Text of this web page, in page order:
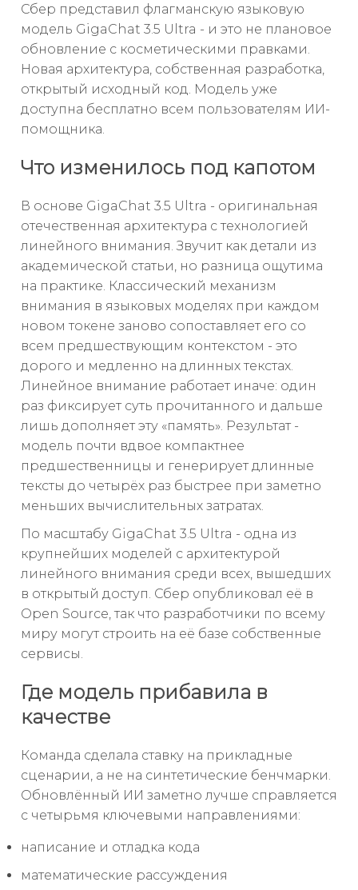
Сбер представил флагманскую языковую
модель GigaChat 3.5 Ultra - и это не плановое
обновление с косметическими правками.
Новая архитектура, собственная разработка,
открытый исходный код. Модель уже
доступна бесплатно всем пользователям ИИ-
помощника.
Что изменилось под капотом
В основе GigaChat 3.5 Ultra - оригинальная
отечественная архитектура с технологией
линейного внимания. Звучит как детали из
академической статьи, но разница ощутима
на практике. Классический механизм
внимания в языковых моделях при каждом
новом токене заново сопоставляет его со
всем предшествующим контекстом - это
дорого и медленно на длинных текстах.
Линейное внимание работает иначе: один
раз фиксирует суть прочитанного и дальше
лишь дополняет эту «память». Результат -
модель почти вдвое компактнее
предшественницы и генерирует длинные
тексты до четырёх раз быстрее при заметно
меньших вычислительных затратах.
По масштабу GigaChat 3.5 Ultra - одна из
крупнейших моделей с архитектурой
линейного внимания среди всех, вышедших
в открытый доступ. Сбер опубликовал её в
Open Source, так что разработчики по всему
миру могут строить на её базе собственные
сервисы.
Где модель прибавила в
качестве
Команда сделала ставку на прикладные
сценарии, а не на синтетические бенчмарки.
Обновлённый ИИ заметно лучше справляется
с четырьмя ключевыми направлениями:
написание и отладка кода
математические рассуждения